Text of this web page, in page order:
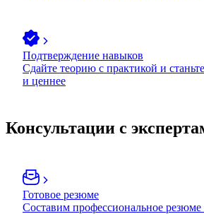
Подтверждение навыков
Сдайте теорию с практикой и
и ценнее
Консультации с
Готовое резюме
Составим профессиональное резюме